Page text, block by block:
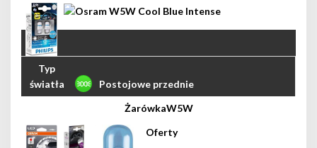
Postojowe przednie
W5W